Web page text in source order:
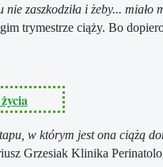
zaszkodziła i żeby... miało
trymestrze ciąży. Bo
w którym jest ona ciążą
Grzesiak Klinika